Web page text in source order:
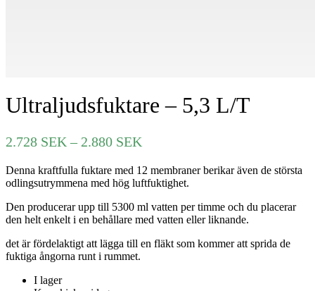
Ultraljudsfuktare – 5,3 L/T
2.728 SEK – 2.880 SEK
till
2.880 SEK
Denna kraftfulla fuktare med 12 membraner berikar även de största
odlingsutrymmena med hög luftfuktighet.
Den producerar upp till 5300 ml vatten per timme och du placerar
den helt enkelt i en behållare med vatten eller liknande.
det är fördelaktigt att lägga till en fläkt som kommer att sprida de
fuktiga ångorna runt i rummet.
I lager